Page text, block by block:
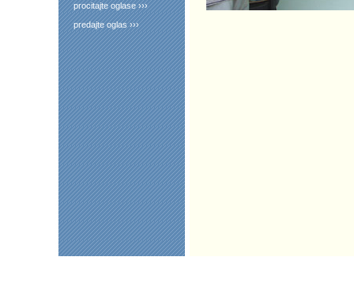
procitajte oglase ›››
predajte oglas ›››